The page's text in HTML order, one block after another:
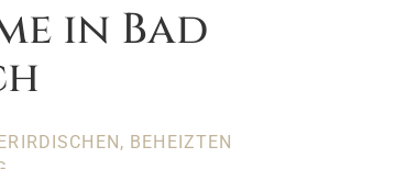
in Bad
BEHEIZTEN